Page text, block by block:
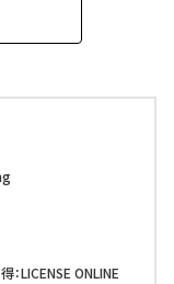
LICENSE ONLINE